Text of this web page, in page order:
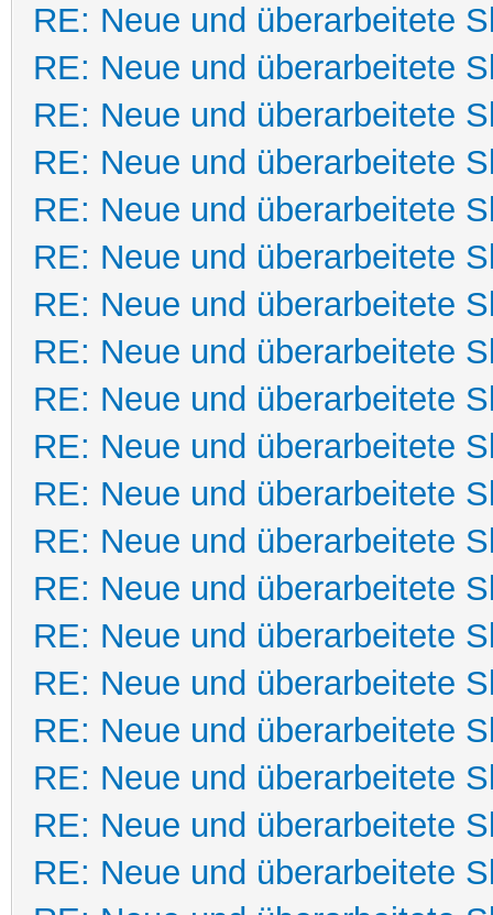
RE: Neue und überarbeitete
RE: Neue und überarbeitete
RE: Neue und überarbeitete
RE: Neue und überarbeitete
RE: Neue und überarbeitete
RE: Neue und überarbeitete
RE: Neue und überarbeitete
RE: Neue und überarbeitete
RE: Neue und überarbeitete
RE: Neue und überarbeitete
RE: Neue und überarbeitete
RE: Neue und überarbeitete
RE: Neue und überarbeitete
RE: Neue und überarbeitete
RE: Neue und überarbeitete
RE: Neue und überarbeitete
RE: Neue und überarbeitete
RE: Neue und überarbeitete
RE: Neue und überarbeitete